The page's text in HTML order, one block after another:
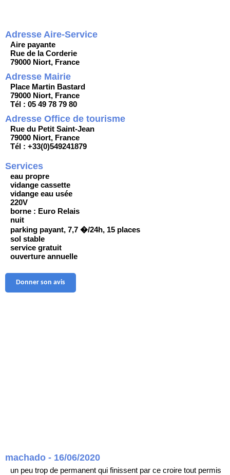
Adresse Aire-Service
Aire payante
Rue de la Corderie
79000 Niort, France
Adresse Mairie
Place Martin Bastard
79000 Niort, France
Tél : 05 49 78 79 80
Adresse Office de tourisme
Rue du Petit Saint-Jean
79000 Niort, France
Tél : +33(0)549241879
Services
eau propre
vidange cassette
vidange eau usée
220V
borne : Euro Relais
nuit
parking payant, 7,7 �/24h, 15 places
sol stable
service gratuit
ouverture annuelle
Donner son avis
machado - 16/06/2020
un peu trop de permanent qui finissent par ce croire tout permis